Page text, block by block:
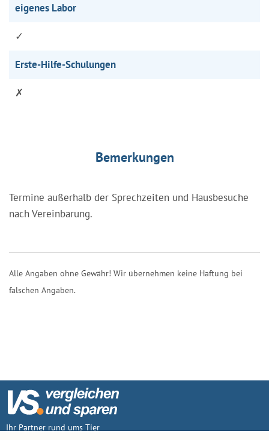
eigenes Labor
✓
Erste-Hilfe-Schulungen
✗
Bemerkungen
Termine außerhalb der Sprechzeiten und Hausbesuche
nach Vereinbarung.
Alle Angaben ohne Gewähr! Wir übernehmen keine Haftung bei
falschen Angaben.
Ihr Partner rund ums Tier